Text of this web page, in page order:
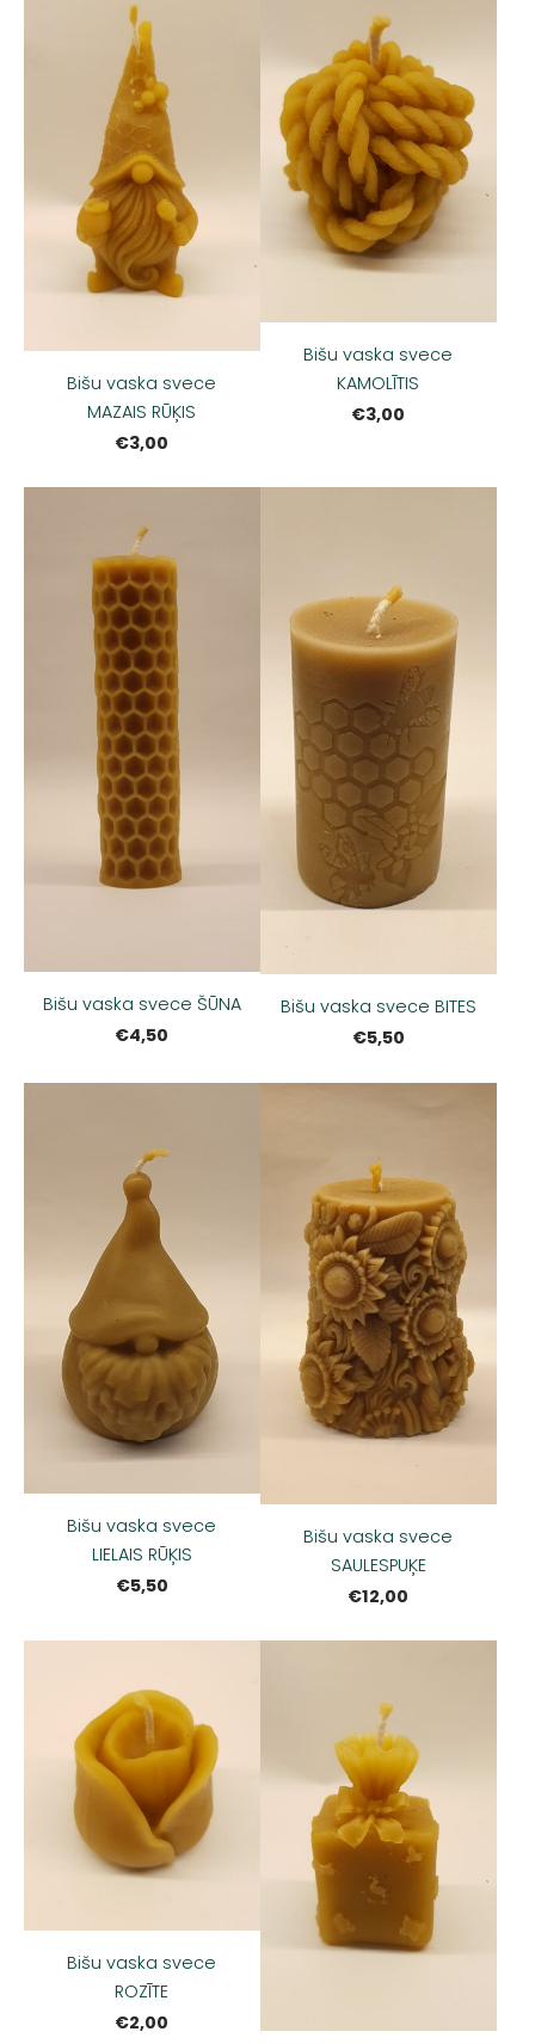
Bišu vaska svece
MAZAIS RŪĶIS
€3,00
Bišu vaska svece
KAMOLĪTIS
€3,00
Bišu vaska svece ŠŪNA
€4,50
Bišu vaska svece BITES
€5,50
Bišu vaska svece
LIELAIS RŪĶIS
€5,50
Bišu vaska svece
SAULESPUĶE
€12,00
Bišu vaska svece
ROZĪTE
€2,00